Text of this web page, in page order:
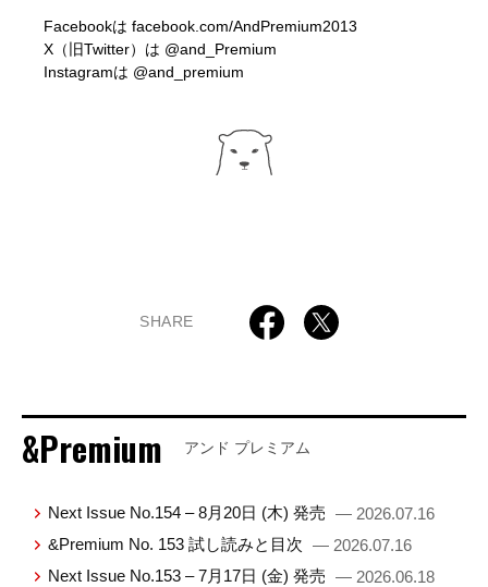
Facebookはfacebook.com/AndPremium2013
X（旧Twitter）は @and_Premium
Instagramは @and_premium
SHARE
&Premium アンド プレミアム
Next Issue No.154 – 8月20日 (木) 発売 — 2026.07.16
&Premium No. 153 試し読みと目次 — 2026.07.16
Next Issue No.153 – 7月17日 (金) 発売 — 2026.06.18